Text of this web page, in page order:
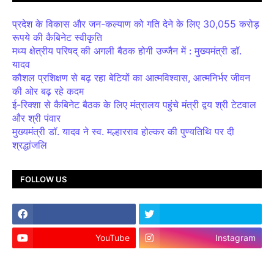
प्रदेश के विकास और जन-कल्याण को गति देने के लिए 30,055 करोड़
रूपये की कैबिनेट स्वीकृति
मध्य क्षेत्रीय परिषद् की अगली बैठक होगी उज्जैन में : मुख्यमंत्री डॉ.
यादव
कौशल प्रशिक्षण से बढ़ रहा बेटियों का आत्मविश्वास, आत्मनिर्भर जीवन
की ओर बढ़ रहे कदम
ई-रिक्शा से कैबिनेट बैठक के लिए मंत्रालय पहुंचे मंत्री द्वय श्री टेटवाल
और श्री पंवार
मुख्यमंत्री डॉ. यादव ने स्व. मल्हारराव होल्कर की पुण्यतिथि पर दी
श्रद्धांजलि
FOLLOW US
YouTube Instagram